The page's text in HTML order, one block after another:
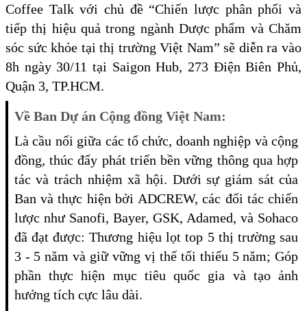
Coffee Talk với chủ đề “Chiến lược phân phối và
tiếp thị hiệu quả trong ngành Dược phẩm và Chăm
sóc sức khỏe tại thị trường Việt Nam” sẽ diễn ra vào
8h ngày 30/11 tại Saigon Hub, 273 Điện Biên Phủ,
Quận 3, TP.HCM.
Về Ban Dự án Cộng đồng Việt Nam:
Là cầu nối giữa các tổ chức, doanh nghiệp và cộng
đồng, thúc đẩy phát triển bền vững thông qua hợp
tác và trách nhiệm xã hội. Dưới sự giám sát của
Ban và thực hiện bởi ADCREW, các đối tác chiến
lược như Sanofi, Bayer, GSK, Adamed, và Sohaco
đã đạt được: Thương hiệu lọt top 5 thị trường sau
3 - 5 năm và giữ vững vị thế tối thiểu 5 năm; Góp
phần thực hiện mục tiêu quốc gia và tạo ảnh
hưởng tích cực lâu dài.